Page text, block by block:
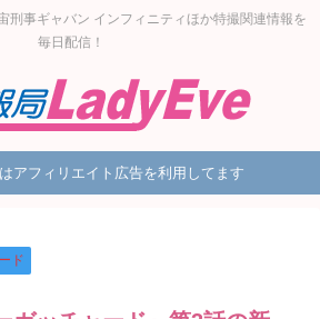
刑事ギャバン インフィニティほか特撮関連情報を
毎日配信！
アフィリエイト広告を利用してます
ド